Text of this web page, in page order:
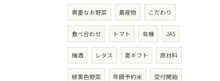
貴重なお野菜 農産物 こだわり
食べ合わせ トマト 有機 JAS
梅酒 レタス 夏ギフト 原材料
緑黄色野菜 年間予約米 受付開始